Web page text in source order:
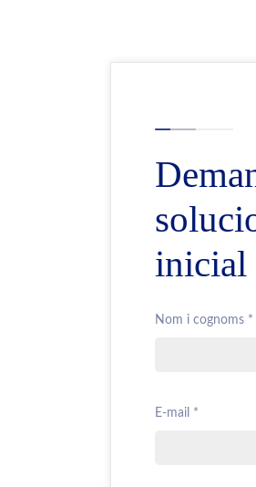
inicial
Nom i cognoms *
E-mail *